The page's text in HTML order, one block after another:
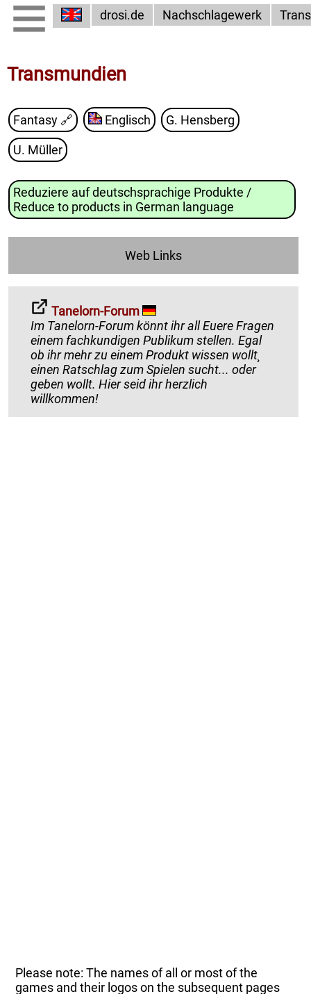
drosi.de Nachschlagewerk
Transmundien
Fantasy 🔗 Englisch G. Hensberg
U. Müller
Reduziere auf deutschsprachige Produkte /
Reduce to products in German language
Web Links
Tanelorn-Forum
Im Tanelorn-Forum könnt ihr all Euere Fragen
einem fachkundigen Publikum stellen. Egal
ob ihr mehr zu einem Produkt wissen wollt¸
einen Ratschlag zum Spielen sucht... oder
geben wollt. Hier seid ihr herzlich
willkommen!
Please note: The names of all or most of the
games and their logos on the subsequent pages